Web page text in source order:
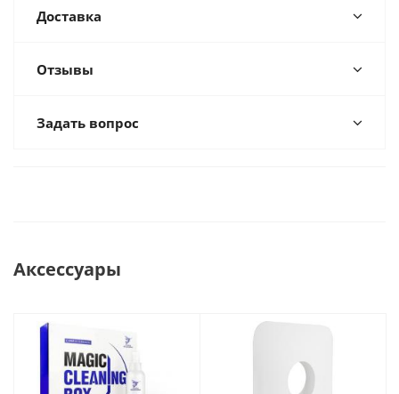
Доставка
Отзывы
Задать вопрос
Аксессуары